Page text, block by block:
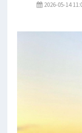
2026-05-14